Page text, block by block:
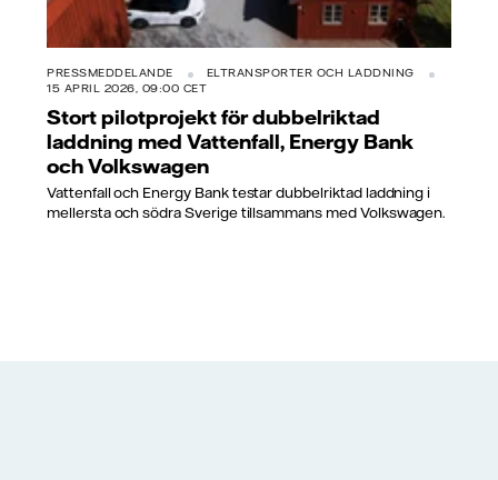
PRESSMEDDELANDE
ELTRANSPORTER OCH LADDNING
15 APRIL 2026, 09:00 CET
Stort pilotprojekt för dubbelriktad
laddning med Vattenfall, Energy Bank
och Volkswagen
Vattenfall och Energy Bank testar dubbelriktad laddning i
mellersta och södra Sverige tillsammans med Volkswagen.